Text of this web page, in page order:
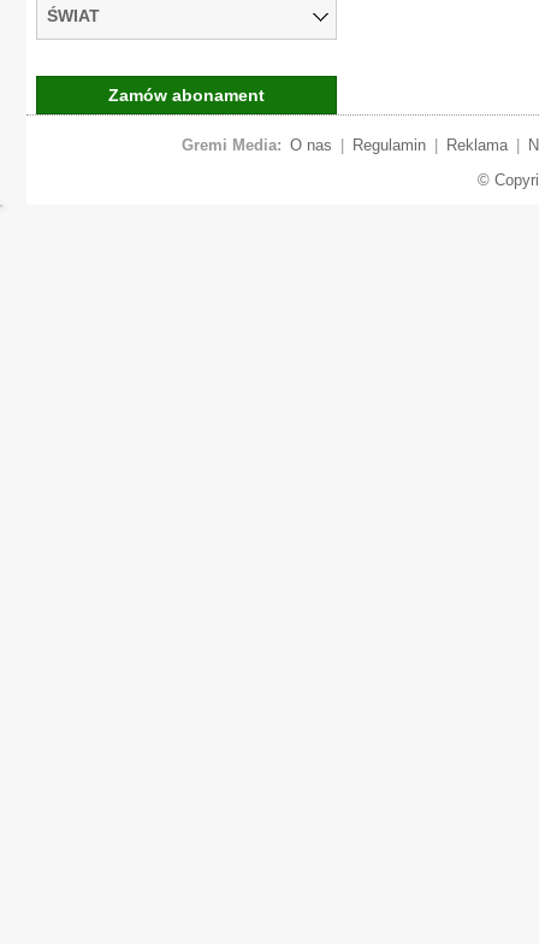
ŚWIAT
Zamów abonament
Gremi Media: O nas Regulamin Reklama
©